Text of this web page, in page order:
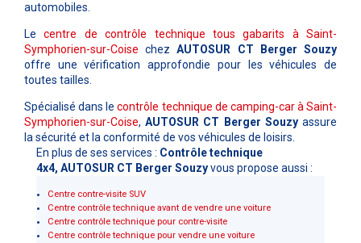
automobiles.
Lecentre de contrôle technique tous gabarits à Saint-
Symphorien-sur-Coise chezAUTOSUR CT Berger Souzy
offre une vérification approfondie pour les véhicules de
toutes tailles.
Spécialisé dans lecontrôle technique de camping-car à Saint-
Symphorien-sur-Coise,AUTOSUR CT Berger Souzyassure
la sécurité et la conformité de vos véhicules de loisirs.
En plus de ses services : Contrôle technique
4x4, AUTOSUR CT Berger Souzyvous propose aussi :
Centre contre-visite SUV
Centre contrôle technique avant de vendre une voiture
Centre contrôle technique pour contre-visite
Centre contrôle technique pour vendre une voiture